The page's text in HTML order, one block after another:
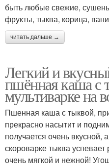
быть любые свежие,
фрукты, тыква, корица,
читать дальше →
Легкий и
пшённая каша с
мультиварке на
Пшенная каша с тыквой,
прекрасно насытит и
получается очень вкусной,
скороварке тыква успевает
очень мягкой и нежной!